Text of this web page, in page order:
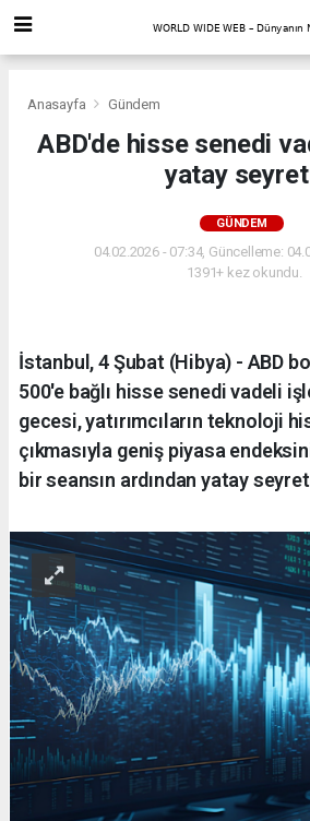
Anasayfa Gündem
ABD'de hisse senedi
yatay
GÜNDEM
04.02.2026 - 07:34, Güncelleme:
1391+ kez okundu.
İstanbul, 4 Şubat (Hibya) - ABD
500'e bağlı hisse senedi vadeli
gecesi, yatırımcıların teknoloji
çıkmasıyla geniş piyasa
bir seansın ardından yatay